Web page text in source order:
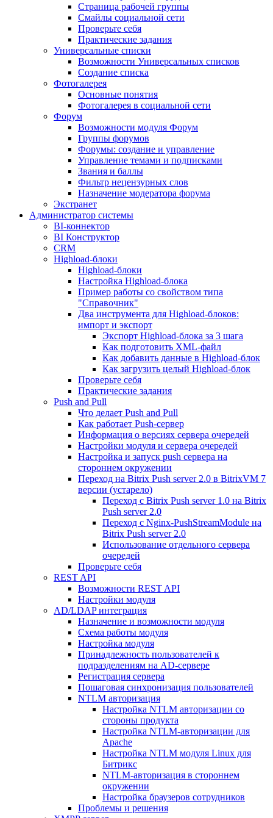
Страница рабочей группы
Смайлы социальной сети
Проверьте себя
Практические задания
Универсальные списки
Возможности Универсальных списков
Создание списка
Фотогалерея
Основные понятия
Фотогалерея в социальной сети
Форум
Возможности модуля Форум
Группы форумов
Форумы: создание и управление
Управление темами и подписками
Звания и баллы
Фильтр нецензурных слов
Назначение модератора форума
Экстранет
Администратор системы
BI-коннектор
BI Конструктор
CRM
Highload-блоки
Highload-блоки
Настройка Highload-блока
Пример работы со свойством типа
"Справочник"
Два инструмента для Highload-блоков:
импорт и экспорт
Экспорт Highload-блока за 3 шага
Как подготовить XML-файл
Как добавить данные в Highload-блок
Как загрузить целый Highload-блок
Проверьте себя
Практические задания
Push and Pull
Что делает Push and Pull
Как работает Push-сервер
Информация о версиях сервера очередей
Настройки модуля и сервера очередей
Настройка и запуск push сервера на
стороннем окружении
Переход на Bitrix Push server 2.0 в BitrixVM 7
версии (устарело)
Переход с Bitrix Push server 1.0 на Bitrix
Push server 2.0
Переход с Nginx-PushStreamModule на
Bitrix Push server 2.0
Использование отдельного сервера
очередей
Проверьте себя
REST API
Возможности REST API
Настройки модуля
AD/LDAP интеграция
Назначение и возможности модуля
Схема работы модуля
Настройка модуля
Принадлежность пользователей к
подразделениям на AD-сервере
Регистрация сервера
Пошаговая синхронизация пользователей
NTLM авторизация
Настройка NTLM авторизации со
стороны продукта
Настройка NTLM-авторизации для
Apache
Настройка NTLM модуля Linux для
Битрикс
NTLM-авторизация в стороннем
окружении
Настройка браузеров сотрудников
Проблемы и решения